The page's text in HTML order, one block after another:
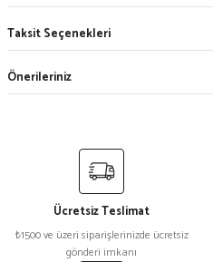
Taksit Seçenekleri
Önerileriniz
Ücretsiz Teslimat
₺1500 ve üzeri siparişlerinizde ücretsiz
gönderi imkanı